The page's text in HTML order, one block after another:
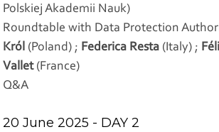
Polskiej Akademii Nauk)
Roundtable with Data Protection
Król (Poland) ; Federica Resta (Italy) ;
Vallet (France)
Q&A
20 June 2025 - DAY 2